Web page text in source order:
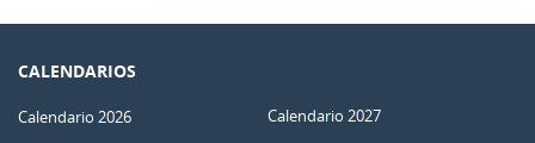
CALENDARIOS
Calendario 2026 Calendario 2027